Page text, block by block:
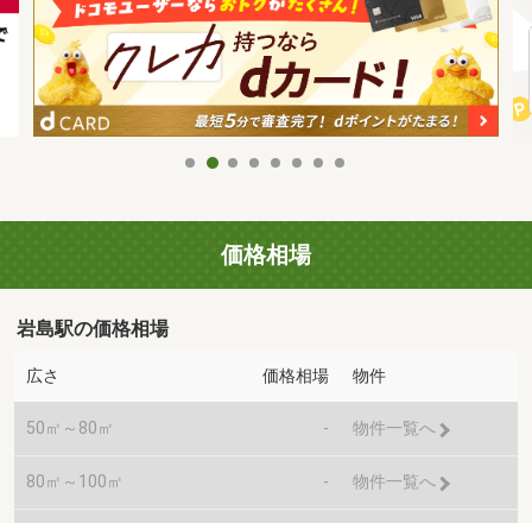
価格相場
岩島駅の価格相場
広さ 価格相場 物件
50㎡～80㎡ - 物件一覧へ
80㎡～100㎡ - 物件一覧へ